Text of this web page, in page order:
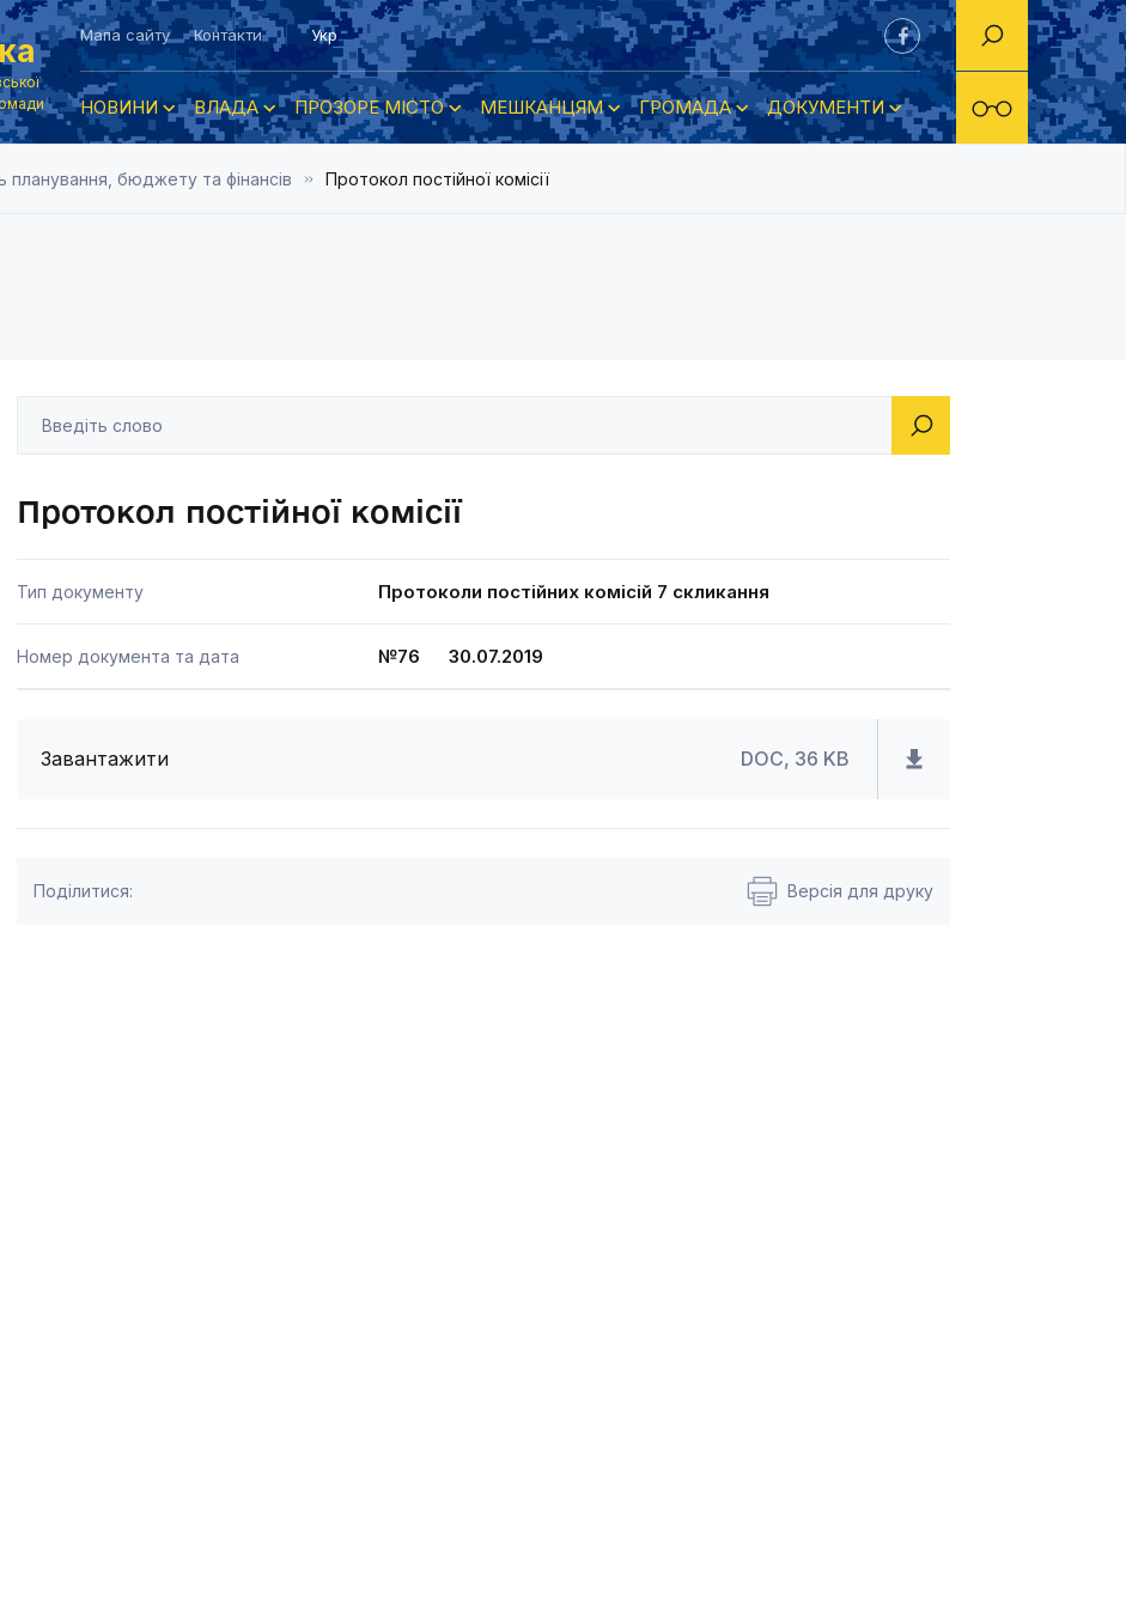
Мапа сайту Контакти Укр
НОВИНИ ВЛАДА ПРОЗОРЕ МІСТО МЕШКАНЦЯМ ГРОМАДА ДОКУМЕНТИ
планування, бюджету та фінансів Протокол постійної комісії
Протокол постійної комісії
Тип документу Протоколи постійних комісій 7 скликання
Номер документа та дата №76 30.07.2019
Завантажити DOC, 36 KB
Поділитися: Версія для друку